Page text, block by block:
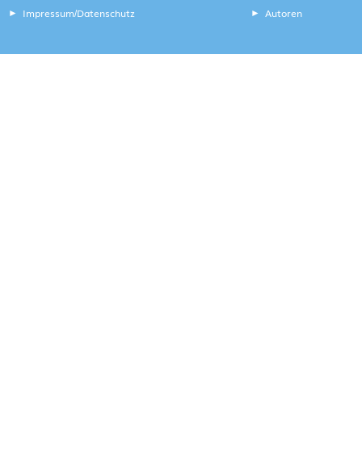
Impressum/Datenschutz
Autoren